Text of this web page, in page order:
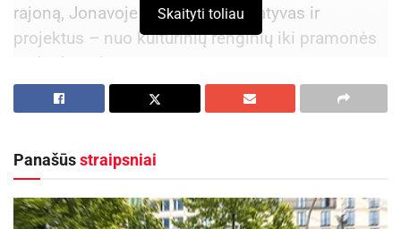
rajoną, Jonavoje vykdomas iniciatyvas ir
projektus – nuo kultūrinių renginių iki pramonės
parko įrengimo.
Aktualios naujienos
Patogesnės kelionės elektriniais traukiniais iš
Radviliškio – jau šį rudenį
Skaityti toliau
Panašūsstraipsniai